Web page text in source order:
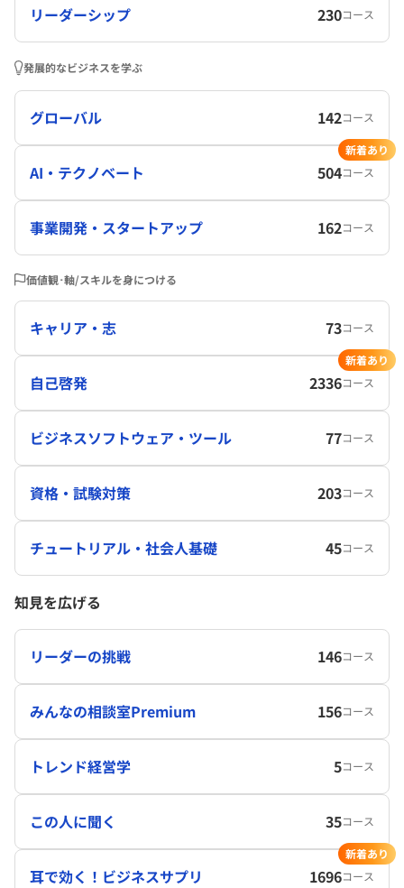
リーダーシップ 230コース
発展的なビジネスを学ぶ
グローバル 142コース
AI・テクノベート 504コース
新着あり
事業開発・スタートアップ 162コース
価値観･軸/スキルを身につける
キャリア・志 73コース
自己啓発 2336コース
新着あり
ビジネスソフトウェア・ツール 77コース
資格・試験対策 203コース
チュートリアル・社会人基礎 45コース
知見を広げる
リーダーの挑戦 146コース
みんなの相談室Premium 156コース
トレンド経営学 5コース
この人に聞く 35コース
耳で効く！ビジネスサプリ 1696コース
新着あり